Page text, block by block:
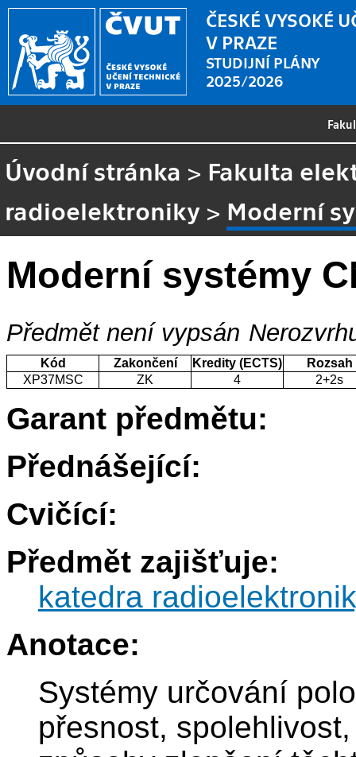
ČESKÉ VYSOKÉ
V PRAZE
STUDIJNÍ PLÁNY
2025/2026
Úvodní stránka > Fakulta
radioelektroniky > Moderní
Moderní systémy
Předmět není vypsán
Kód Zakončení Kredity (ECTS)
Rozsah
XP37MSC
ZK 4 2+2s
Garant předmětu:
Přednášející:
Cvičící:
Předmět zajišťuje:
katedra
Anotace:
Systémy určování
přesnost,